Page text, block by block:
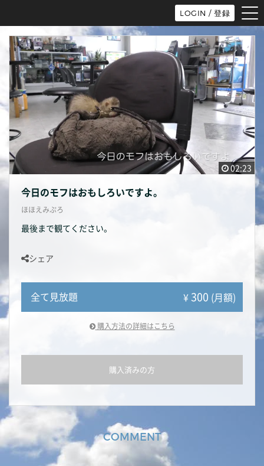
LOGIN / 登録
02:23
今日のモフはおもしろいですよ。
ほほえみぷろ
最後まで観てください。
シェア
全て見放題 ¥300 (月額)
購入方法の詳細はこちら
購入済みの方
COMMENT